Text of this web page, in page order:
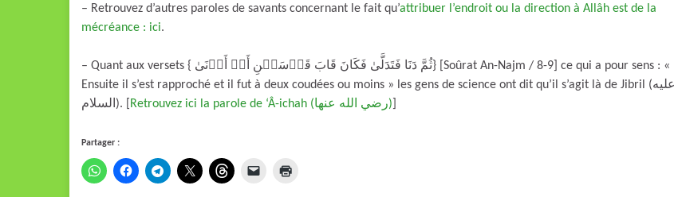
– Retrouvez d’autres paroles de savants concernant le fait qu’attribuer l’endroit ou la direction à Allâh est de la
mécréance : ici.
– Quant aux versets { ثُمَّ دَنَا فَتَدَلَّىٰ فَكَانَ قَابَ قَوۡسَيۡنِ أَوۡ أَدۡنَىٰ} [Soûrat An-Najm / 8-9] ce qui a pour sens : «
Ensuite il s’est rapproché et il fut à deux coudées ou moins » les gens de science ont dit qu’il s’agit là de Jibril (عليه
السلام). [
Retrouvez ici la parole de ‘Â-ichah (رضي الله عنها)
Partager :